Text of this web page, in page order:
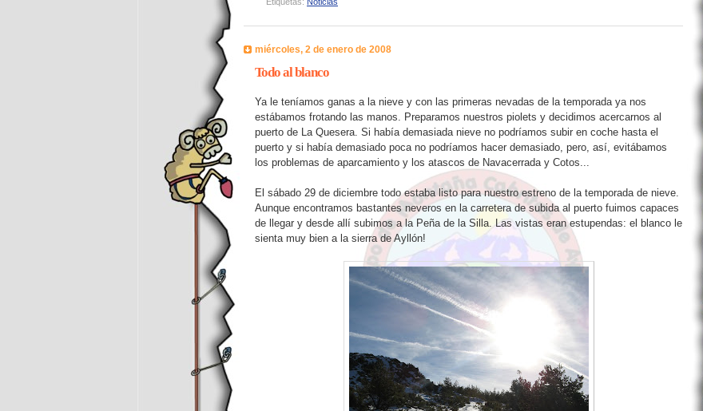
miércoles, 2 de enero de 2008
Todo al blanco
Ya le teníamos ganas a la nieve y con las primeras nevadas de la temporada ya nos
estábamos frotando las manos. Preparamos nuestros piolets y decidimos acercarnos al
puerto de La Quesera. Si había demasiada nieve no podríamos subir en coche hasta el
puerto y si había demasiado poca no podríamos hacer demasiado, pero, así, evitábamos
los problemas de aparcamiento y los atascos de Navacerrada y Cotos...
El sábado 29 de diciembre todo estaba listo para nuestro estreno de la temporada de nieve.
Aunque encontramos bastantes neveros en la carretera de subida al puerto fuimos capaces
de llegar y desde allí subimos a la Peña de la Silla. Las vistas eran estupendas: el blanco le
sienta muy bien a la sierra de Ayllón!